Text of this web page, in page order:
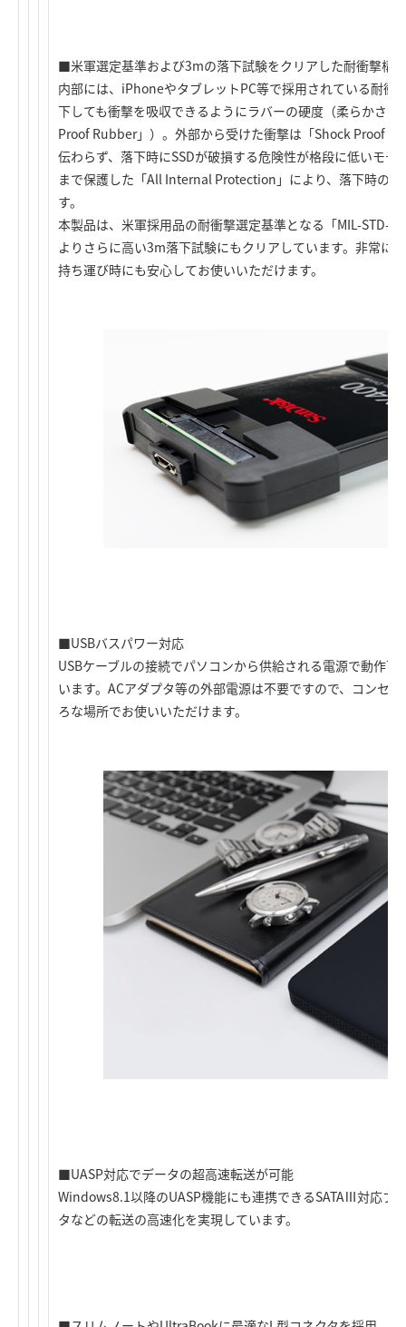
■米軍選定基準および3mの落下試験をクリアした耐衝撃構
内部には、iPhoneやタブレットPC等で採用されている耐衝
下しても衝撃を吸収できるようにラバーの硬度（柔らかさ
Proof Rubber」）。外部から受けた衝撃は「Shock Proof
伝わらず、落下時にSSDが破損する危険性が格段に低いモデ
まで保護した「All Internal Protection」により、落下時の
す。
本製品は、米軍採用品の耐衝撃選定基準となる「MIL-STD-
よりさらに高い3m落下試験にもクリアしています。非常に
持ち運び時にも安心してお使いいただけます。
■USBバスパワー対応
USBケーブルの接続でパソコンから供給される電源で動作
います。ACアダプタ等の外部電源は不要ですので、コンセ
ろな場所でお使いいただけます。
■UASP対応でデータの超高速転送が可能
Windows8.1以降のUASP機能にも連携できるSATAⅢ対応ブ
タなどの転送の高速化を実現しています。